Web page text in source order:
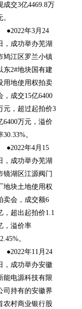
成交3亿4469.8万
。
●2022年3月24
，成功举办芜湖
鸠江区罗兰小镇
东2#地块国有建
用地使用权拍卖
，成交15亿6400
元，超过起拍价3
6400万元，溢价
30.33%。
●2022年4月15
，成功举办芜湖
镜湖区江源阀门
地块土地使用权
卖会，成交额6
，超出起拍价1.1
，溢价率
。
●2022年11月24
，成功举办安徽
能电源科技有限
司持有的安徽界
农村商业银行股